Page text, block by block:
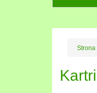
Strona